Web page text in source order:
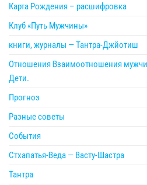
Карта Рождения – расшифровка
Клуб «Путь Мужчины»
книги, журналы — Тантра-Джйотиш
Отношения Взаимоотношения
Дети.
Прогноз
Разные советы
События
Стхапатья-Веда — Васту-Шастра
Тантра